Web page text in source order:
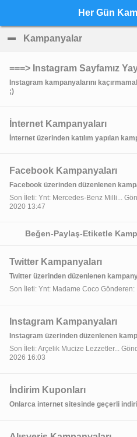
Kampanyalar
===> Instagram Sayfamız
Instagram kampanyalarını
;)
İnternet Kampanyaları
İnternet üzerinden katılım yapılan
Facebook Kampanyaları
Facebook üzerinden düzenlenen
Son İleti: Ynt: Mercedes-Benz Milli...
2020 13:47
Beğen-Paylaş-Etiketle
Twitter Kampanyaları
Twitter üzerinden düzenlenen
Son İleti: Ynt: Madame Coco
Instagram Kampanyaları
Instagram üzerinden düzenlenen
Son İleti: Arçelik Mucize Lezzetler...
2026 16:03
İndirim Kuponları
Onlarca internet sitesinde geçerli